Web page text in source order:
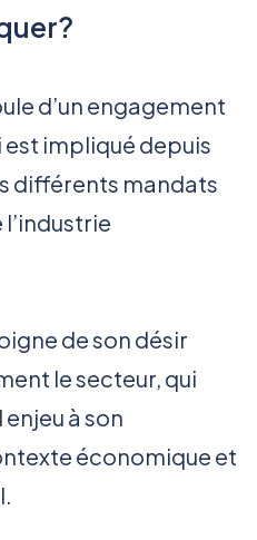
d’un engagement
est impliqué depuis
différents mandats
de son désir
le secteur, qui
à son
économique et